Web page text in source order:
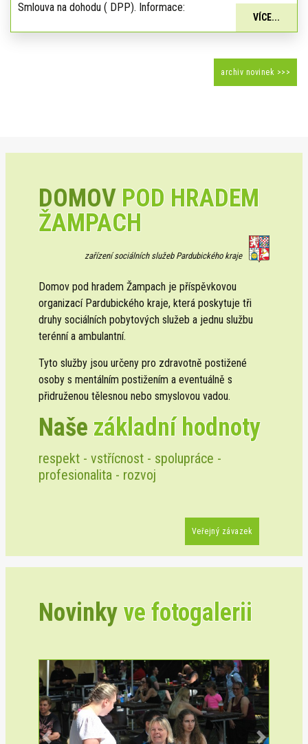
Smlouva na dohodu ( DPP). Informace:
VÍCE...
archiv novinek >>>
DOMOV POD HRADEM
ŽAMPACH
zařízení sociálních služeb Pardubického kraje
Domov pod hradem Žampach je příspěvkovou
organizací Pardubického kraje, která poskytuje tři
druhy sociálních pobytových služeb a jednu službu
terénní a ambulantní.
Tyto služby jsou určeny pro zdravotně postižené
osoby s mentálním postižením a eventuálně s
přidruženou tělesnou nebo smyslovou vadou.
Naše základní hodnoty
respekt - vstřícnost - spolupráce -
profesionalita - rozvoj
Veřejný závazek
Novinkyve fotogalerii